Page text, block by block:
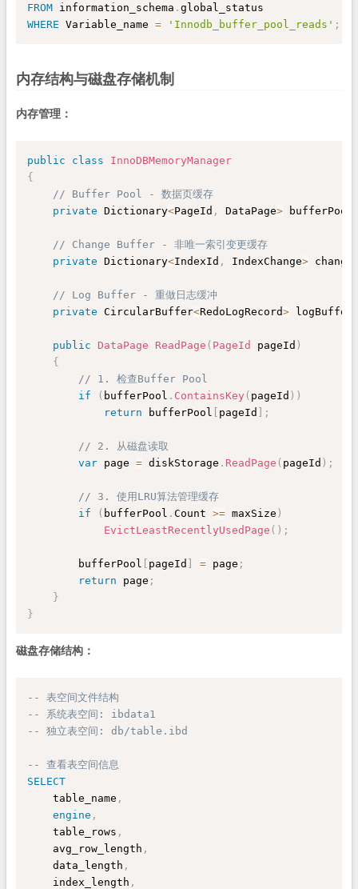
FROM information_schema .
WHERE Variable_name = 'Innodb_buffer_pool_reads' ;
内存结构与磁盘存储机制
内存管理：
public class
InnoDBMemoryManager
{
// Buffer Pool - 数据页缓存
private Dictionary<PageId , DataPage> bufferPool
// Change Buffer - 非唯一索引变更缓存
private Dictionary<IndexId , IndexChange>
// Log Buffer - 重做日志缓冲
private CircularBuffer<RedoLogRecord> logBuffer
public DataPage ReadPage ( PageId pageId )
{
// 1. 检查Buffer Pool
if
( bufferPool . ContainsKey ( pageId ) )
return bufferPool pageId ;
// 2. 从磁盘读取
var page = diskStorage . ReadPage ( pageId ) ;
// 3. 使用LRU算法管理缓存
if
( bufferPool . Count >= maxSize )
EvictLeastRecentlyUsedPage ( ) ;
        bufferPool
pageId = page ;
return page ;
}
}
磁盘存储结构：
-- 表空间文件结构
-- 系统表空间: ibdata1
-- 独立表空间: db/table.ibd
-- 查看表空间信息
SELECT
    table_name
,
engine ,
    table_rows
,
    avg_row_length
,
    data_length
,
    index_length
,